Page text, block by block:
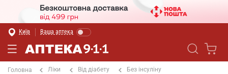
Київ Ваша аптека
Головна Ліки Від діабету Без інсуліну